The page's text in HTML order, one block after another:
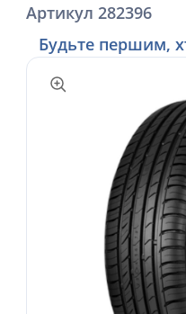
Артикул 282396
Будьте першим,